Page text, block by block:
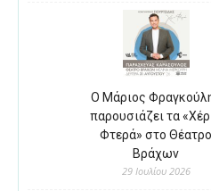
Ο Μάριος
παρουσιάζει τα
Φτερά» στο Θέατρο
Βράχων
29 Ιουλίου 2026